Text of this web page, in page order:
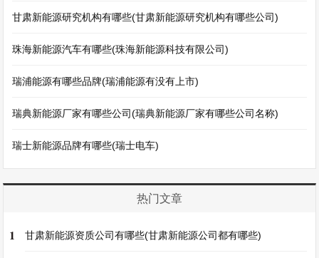
甘肃新能源研究机构有哪些(甘肃新能源研究机构有哪些公司)
珠海新能源汽车有哪些(珠海新能源科技有限公司)
瑞浦能源有哪些品牌(瑞浦能源有没有上市)
瑞典新能源厂家有哪些公司(瑞典新能源厂家有哪些公司名称)
瑞士新能源品牌有哪些(瑞士电车)
热门文章
1 甘肃新能源资质公司有哪些(甘肃新能源公司都有哪些)